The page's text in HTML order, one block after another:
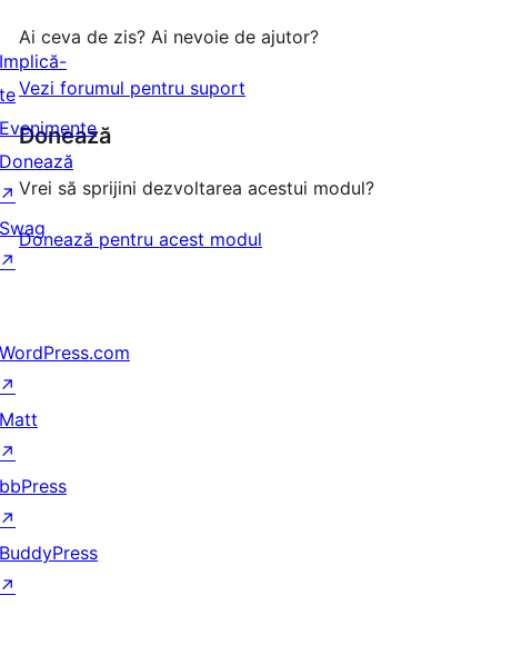
Ai ceva de zis? Ai nevoie de ajutor?
Vezi forumul pentru suport
Donează
Vrei să sprijini dezvoltarea acestui modul?
Donează pentru acest modul
Implică-
te
Evenimente
Donează
↗
Swag
↗
WordPress.com
↗
Matt
↗
bbPress
↗
BuddyPress
↗